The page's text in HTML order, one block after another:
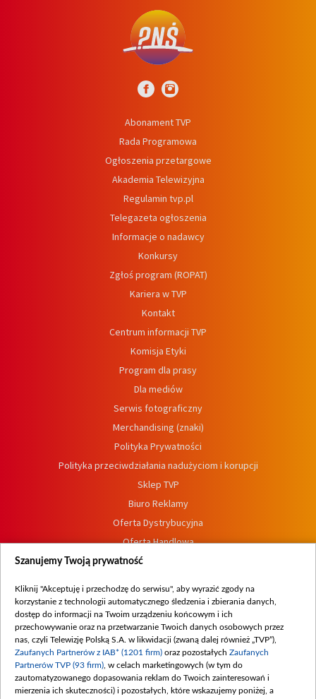
Abonament TVP
Rada Programowa
Ogłoszenia przetargowe
Akademia Telewizyjna
Regulamin tvp.pl
Telegazeta ogłoszenia
Informacje o nadawcy
Konkursy
Zgłoś program (ROPAT)
Kariera w TVP
Kontakt
Centrum informacji TVP
Komisja Etyki
Program dla prasy
Dla mediów
Serwis fotograficzny
Merchandising (znaki)
Polityka Prywatności
Polityka przeciwdziałania nadużyciom i korupcji
Sklep TVP
Biuro Reklamy
Oferta Dystrybucyjna
Oferta Handlowa
Dostępność
Procedura zgłoszeń wewnętrznych
Szanujemy Twoją prywatność
Kliknij "Akceptuję i przechodzę do serwisu", aby wyrazić zgody na
korzystanie z technologii automatycznego śledzenia i zbierania danych,
dostęp do informacji na Twoim urządzeniu końcowym i ich
przechowywanie oraz na przetwarzanie Twoich danych osobowych przez
nas, czyli Telewizję Polską S.A. w likwidacji (zwaną dalej również „TVP”),
Zaufanych Partnerów z IAB* (1201 firm) oraz pozostałych Zaufanych
Partnerów TVP (93 firm) , w celach marketingowych (w tym do
zautomatyzowanego dopasowania reklam do Twoich zainteresowań i
mierzenia ich skuteczności) i pozostałych, które wskazujemy poniżej, a